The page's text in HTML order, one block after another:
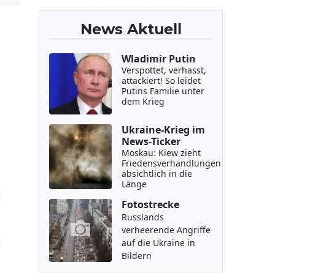
News Aktuell
Wladimir Putin
Verspottet, verhasst,
attackiert! So leidet
Putins Familie unter
dem Krieg
Ukraine-Krieg im
News-Ticker
Moskau: Kiew zieht
Friedensverhandlungen
absichtlich in die
Länge
Fotostrecke
Russlands
verheerende Angriffe
auf die Ukraine in
Bildern